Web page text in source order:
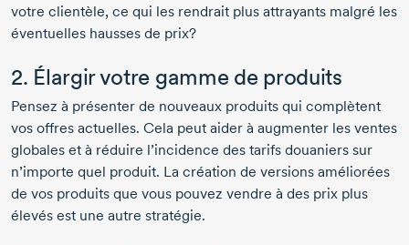
votre clientèle, ce qui les rendrait plus attrayants malgré les
éventuelles hausses de prix?
2. Élargir votre gamme de produits
Pensez à présenter de nouveaux produits qui complètent
vos offres actuelles. Cela peut aider à augmenter les ventes
globales et à réduire l’incidence des tarifs douaniers sur
n’importe quel produit. La création de versions améliorées
de vos produits que vous pouvez vendre à des prix plus
élevés est une autre stratégie.